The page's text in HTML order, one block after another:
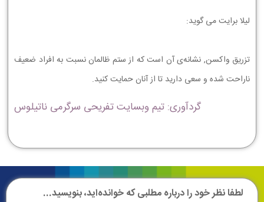
ﻟﻴﻼ ﺑﺮﺍﻳﺖ ﻣﯽ ﮔﻮﻳﺪ:
ﺗﺰﺭﻳﻖ ﻭﺍﻛﺴﻦ, ﻧﺸﺎﻧﻪ‏ﻯ ﺁﻥ ﺍﺳﺖ ﻛﻪ ﺍﺯ ﺳﺘﻢ ﻇﺎﻟﻤﺎﻥ ﻧﺴﺒﺖ ﺑﻪ ﺍﻓﺮﺍﺩ ﺿﻌﻴﻒ
ﻧﺎﺭﺍﺣﺖ ﺷﺪﻩ ﻭ ﺳﻌﻰ ﺩﺍﺭﻳﺪ ﺗﺎ ﺍﺯ ﺁﻧﺎﻥ ﺣﻤﺎﻳﺖ ﻛﻨﻴﺪ.
گردآوری: تیم وبسایت تفریحی سرگرمی ناتیلوس
لطفا نظر خود را درباره مطلبی که خوانده‌اید، بنویسید...